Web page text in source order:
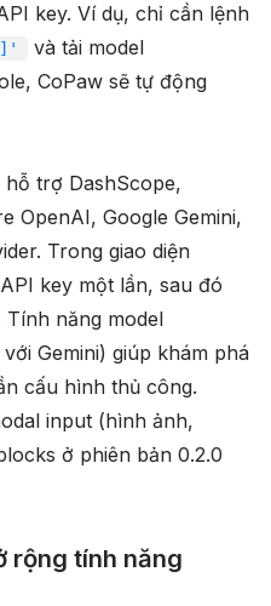
key. Ví dụ, chỉ cần lệnh
và tải model
CoPaw sẽ tự động
trợ DashScope,
OpenAI, Google Gemini,
Trong giao diện
key một lần, sau đó
năng model
Gemini) giúp khám phá
cấu hình thủ công.
input (hình ảnh,
ở phiên bản 0.2.0
rộng tính năng